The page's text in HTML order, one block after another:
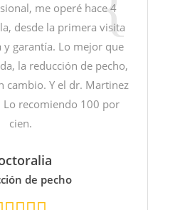
me operé hace 4
desde la primera visita
y garantía. Lo mejor que
la reducción de pecho,
cambio. Y el dr. Martinez
Lo recomiendo 100 por
cien.
de pecho